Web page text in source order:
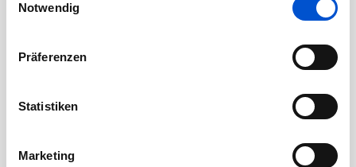
Notwendig
Präferenzen
Statistiken
Marketing
Januar 2020
November 2019
September 2019
Juli 2019